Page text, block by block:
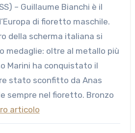
di fioretto maschile.
della scherma italiana si
medaglie: oltre al metallo più
Marini ha conquistato il
stato sconfitto da Anas
sempre nel fioretto. Bronzo
articolo